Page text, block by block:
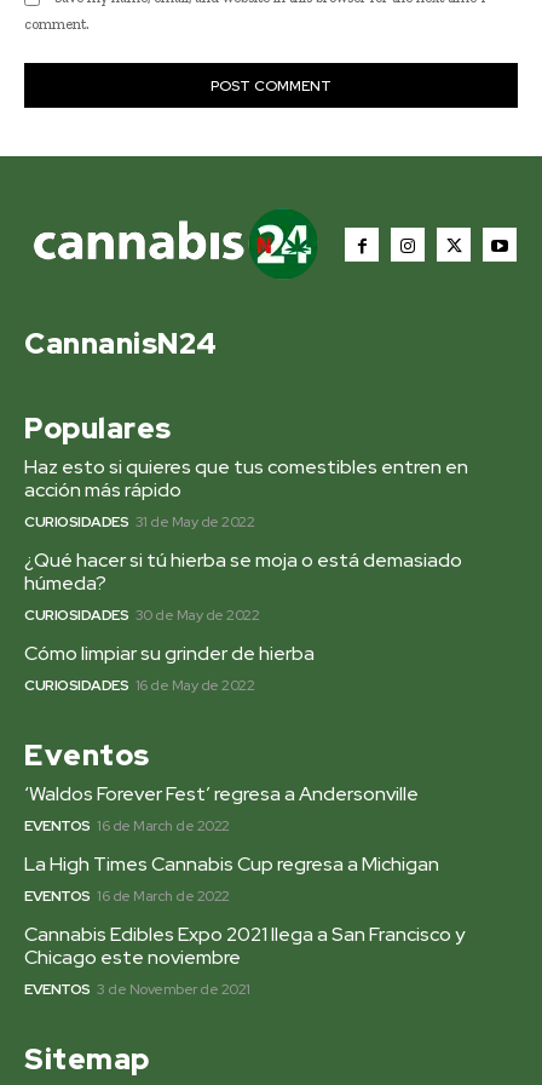
comment.
CannanisN24
Populares
Haz esto si quieres que tus comestibles entren en
acción más rápido
CURIOSIDADES 31 de May de 2022
¿Qué hacer si tú hierba se moja o está demasiado
húmeda?
CURIOSIDADES 30 de May de 2022
Cómo limpiar su grinder de hierba
CURIOSIDADES 16 de May de 2022
Eventos
‘Waldos Forever Fest’ regresa a Andersonville
EVENTOS 16 de March de 2022
La High Times Cannabis Cup regresa a Michigan
EVENTOS 16 de March de 2022
Cannabis Edibles Expo 2021 llega a San Francisco y
Chicago este noviembre
EVENTOS 3 de November de 2021
Sitemap